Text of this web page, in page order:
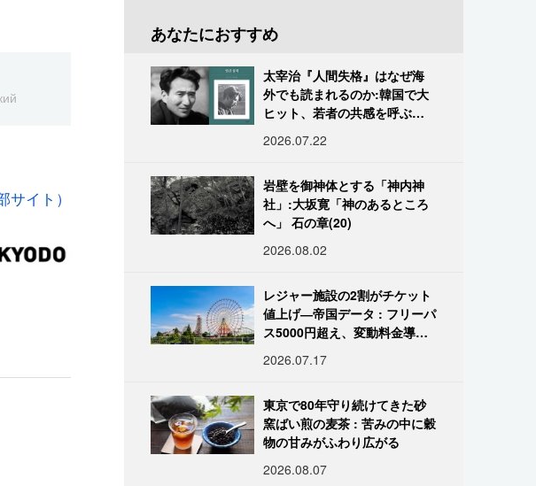
イト）
あなたにおすすめ
太宰治『人間失格』はなぜ海
外でも読まれるのか:韓国で大
ヒット、若者の共感を呼ぶ
2026.07.22
岩壁を御神体とする「神内神
社」:大坂寛「神のあるところ
へ」 石の章(20)
2026.08.02
レジャー施設の2割がチケット
値上げ―帝国データ : フリーパ
ス5000円超え、変動料金導入
2026.07.17
東京で80年守り続けてきた砂
窯ばい煎の麦茶 : 苦みの中に穀
物の甘みがふわり広がる
2026.08.07